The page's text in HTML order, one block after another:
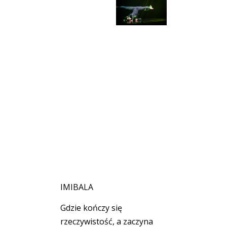
IMIBALA
Gdzie kończy się
rzeczywistość, a zaczyna